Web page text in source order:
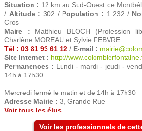
Situation : 12 km au Sud-Ouest de
/ Altitude : 302 / Population : 1 232 /
Cros
Maire : Matthieu BLOCH (Profession
Charlène MOREAU et Sylvie FEBVRE
Tél : 03 81 93 61 12/ E-mail :
Site internet : http://
Permanences : Lundi - mardi - jeudi -
14h à 17h30
Mercredi fermé le matin et de 14h à 17h30
Adresse Mairie : 3, Grande Rue
Voir tous les élus
Voir les professionnels de